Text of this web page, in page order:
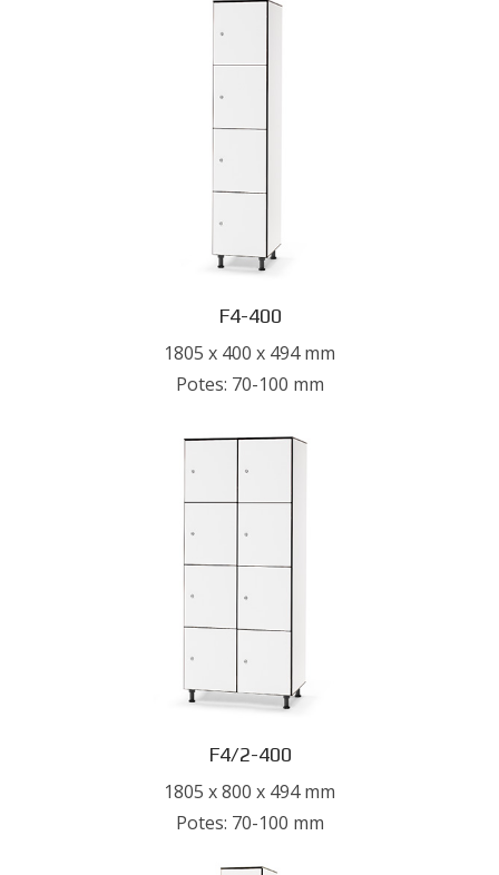
F4-400
1805 x 400 x 494 mm
Potes: 70-100 mm
F4/2-400
1805 x 800 x 494 mm
Potes: 70-100 mm